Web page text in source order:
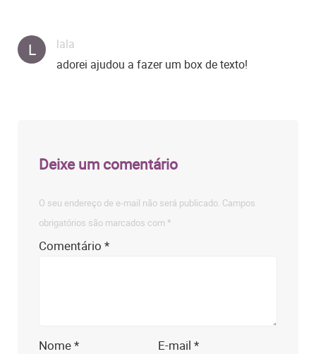
L
lala
adorei ajudou a fazer um box de texto!
Deixe um comentário
O seu endereço de e-mail não será publicado. Campos
obrigatórios são marcados com *
Comentário*
Nome* E-mail *